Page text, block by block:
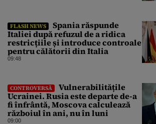
FLASH NEWS
Spania răspunde
Italiei după refuzul de a ridica
restricțiile și introduce controale
pentru călătorii din Italia
09:48
CONTROVERSĂ
Vulnerabilitățile
Ucrainei. Rusia este departe de-a
fi înfrântă, Moscova calculează
războiul în ani, nu în luni
09:00